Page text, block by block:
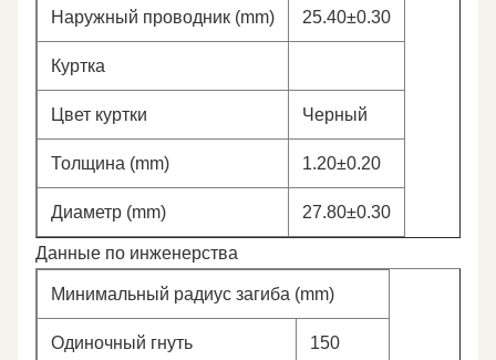
Наружный проводник (mm) 25.40±0.30
Куртка
Цвет куртки Черный
Толщина (mm) 1.20±0.20
Диаметр (mm) 27.80±0.30
Данные по инженерства
Минимальный радиус загиба (mm)
Одиночный гнуть 150